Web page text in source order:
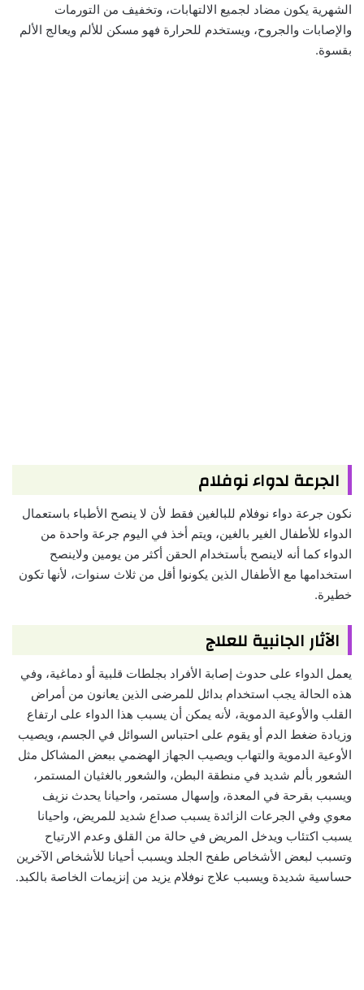
الشهرية يكون مضاد لجميع الالتهابات، وتخفيف من التورمات
والإصابات والجروح، ويستخدم للحرارة فهو مسكن للألم ويعالج الألم
بقسوة.
الجرعة لدواء نوفلام
نكون جرعة دواء نوفلام للبالغين فقط لأن لا ينصح الأطباء باستعمال
الدواء للأطفال الغير بالغين، ويتم أخذ في اليوم جرعة واحدة من
الدواء كما أنه لاينصح بأستخدام الحقن أكثر من يومين ولاينصح
استخدامها مع الأطفال الذين يكونوا أقل من ثلاث سنوات، لأنها تكون
خطيرة.
الآثار الجانبية للعلاج
يعمل الدواء على حدوث إصابة الأفراد بجلطات قلبية أو دماغية، وفي
هذه الحالة يجب استخدام بدائل للمرضى الذين يعانون من أمراض
القلب والأوعية الدموية، لأنه يمكن أن يسبب هذا الدواء على ارتفاع
وزيادة ضغط الدم أو يقوم على احتباس السوائل في الجسم، ويصيب
الأوعية الدموية والتهاب ويصيب الجهاز الهضمي ببعض المشاكل مثل
الشعور بألم شديد في منطقة البطن، والشعور بالغثيان المستمر،
ويسبب بقرحة في المعدة، وإسهال مستمر، واحيانا يحدث نزيف
معوي وفي الجرعات الزائدة يسبب صداع شديد للمريض، واحيانا
يسبب اكتئاب ويدخل المريض في حالة من القلق وعدم الارتياح
وتسبب لبعض الأشخاص طفح الجلد ويسبب أحيانا للأشخاص الآخرين
حساسية شديدة ويسبب علاج نوفلام يزيد من إنزيمات الخاصة بالكبد.